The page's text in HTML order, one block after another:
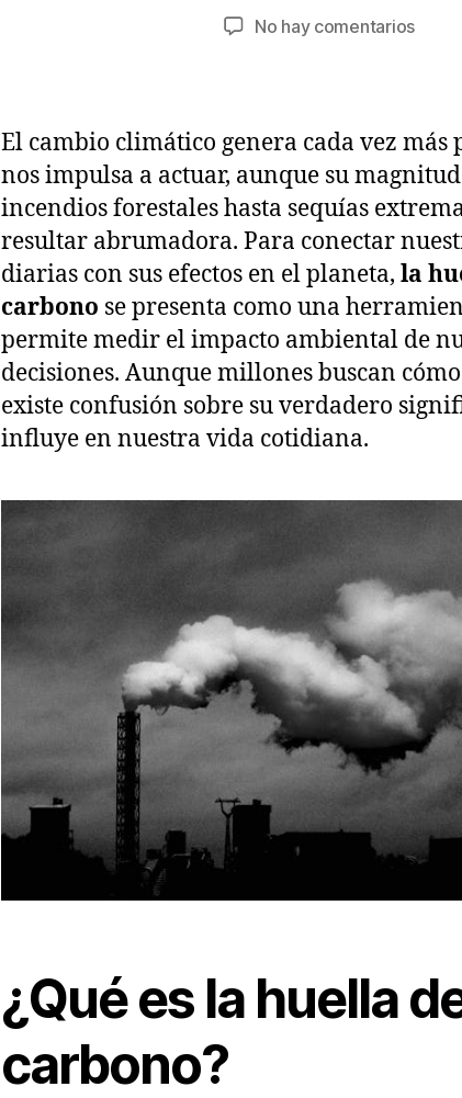
No hay comentariosen
qué
es
y
cómo
en
el
El cambio climático genera cada vez más
nos impulsa a actuar, aunque su
incendios forestales hasta sequías
resultar abrumadora. Para conectar
diarias con sus efectos en el planeta, la
carbono se presenta como una
permite medir el impacto ambiental de
decisiones. Aunque millones buscan
existe confusión sobre su verdadero
influye en nuestra vida cotidiana.
¿Qué es la huella
carbono?